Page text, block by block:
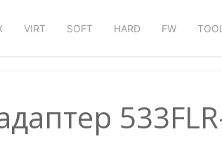
VIRT SOFT HARD FW